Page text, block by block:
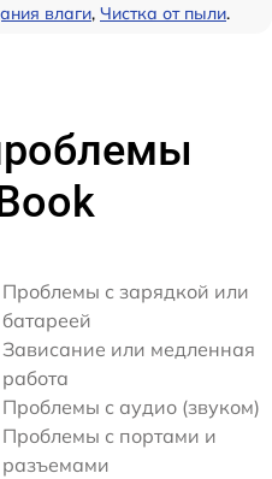
влаги, Чистка от пыли.
Проблемы с зарядкой или
батареей
Зависание или медленная
работа
Проблемы с аудио (звуком)
Проблемы с портами и
разъемами